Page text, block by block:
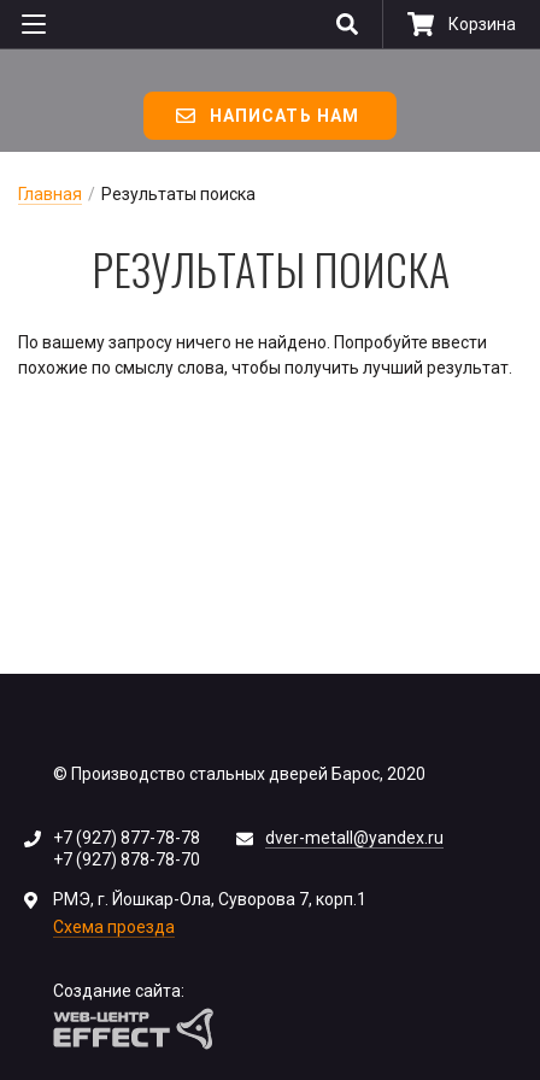
Корзина
НАПИСАТЬ НАМ
Главная / Результаты поиска
РЕ­ЗУЛЬ­ТА­ТЫ ПО­ИС­КА
По вашему запросу ничего не найдено. Попробуйте ввести
похожие по смыслу слова, чтобы получить лучший результат.
© Производство стальных дверей Барос, 2020
+7 (927) 877-78-78
+7 (927) 878-78-70
dver-metall@yandex.ru
РМЭ, г. Йошкар-Ола, Суворова 7, корп.1
Схема проезда
Создание сайта: